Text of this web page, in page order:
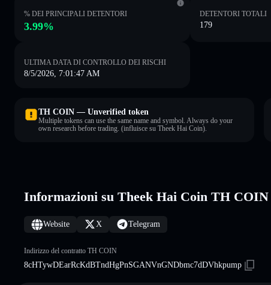
% DEI PRINCIPALI DETENTORI
3.99%
DETENTORI TOTALI
179
ULTIMA DATA DI CONTROLLO DEI RISCHI
8/5/2026, 7:01:47 AM
TH COIN — Unverified token
Multiple tokens can use the same name and symbol. Always do your
own research before trading. (influisce su Theek Hai Coin).
Informazioni su Theek Hai Coin TH COIN
Website X Telegram
Indirizzo del contratto TH COIN
8cHTywDEarRcKdBTndHgPnSGANVnGNDbmc7dDVhkpump